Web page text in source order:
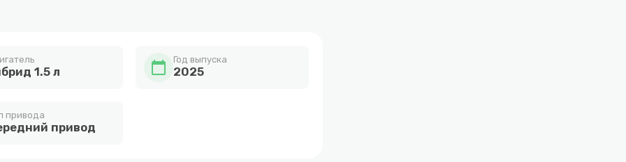
1.5 л calendar_today Год выпуска
2025
привода
привод